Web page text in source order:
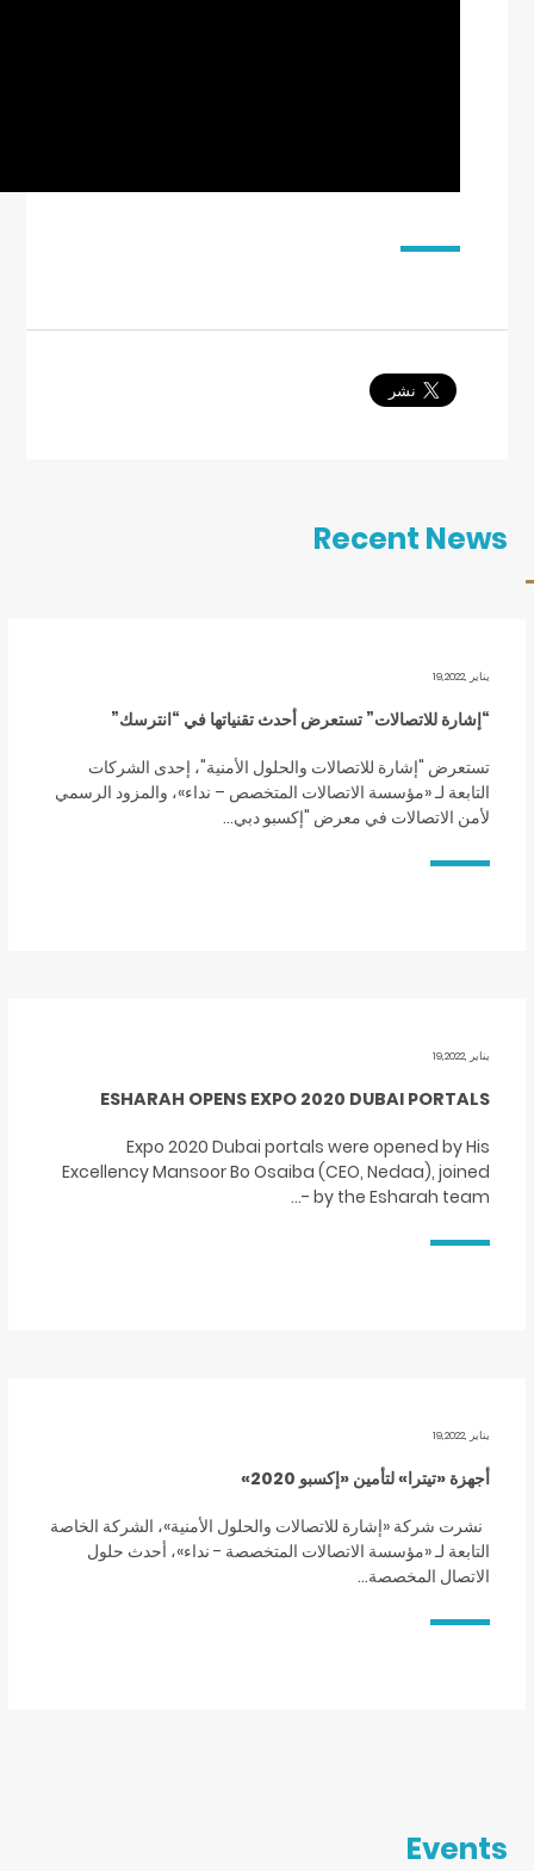
Recent News
يناير ,19,2022
“إشارة للاتصالات” تستعرض أحدث تقنياتها في “انترسك”
تستعرض "إشارة للاتصالات والحلول الأمنية"، إحدى الشركات
التابعة لـ «مؤسسة الاتصالات المتخصص – نداء»، والمزود الرسمي
لأمن الاتصالات في معرض "إكسبو دبي…
يناير ,19,2022
ESHARAH OPENS EXPO 2020 DUBAI PORTALS
Expo 2020 Dubai portals were opened by His
Excellency Mansoor Bo Osaiba (CEO, Nedaa), joined
by the Esharah team -…
يناير ,19,2022
أجهزة «تيترا» لتأمين «إكسبو 2020»
نشرت شركة «إشارة للاتصالات والحلول الأمنية»، الشركة الخاصة
التابعة لـ «مؤسسة الاتصالات المتخصصة - نداء»، أحدث حلول
الاتصال المخصصة…
Events